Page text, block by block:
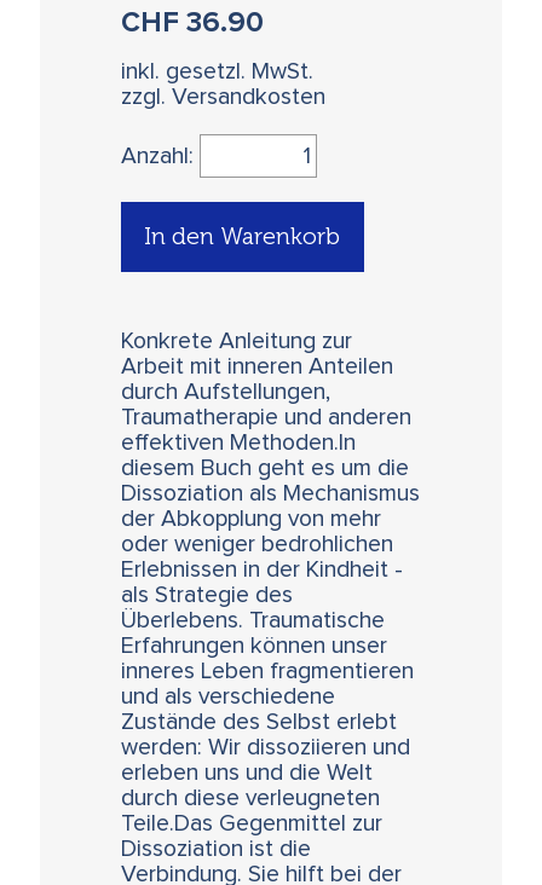
CHF36.90
inkl. gesetzl. MwSt.
zzgl. Versandkosten
Anzahl:
In den Warenkorb
Konkrete Anleitung zur
Arbeit mit inneren Anteilen
durch Aufstellungen,
Traumatherapie und anderen
effektiven Methoden.In
diesem Buch geht es um die
Dissoziation als Mechanismus
der Abkopplung von mehr
oder weniger bedrohlichen
Erlebnissen in der Kindheit -
als Strategie des
Überlebens. Traumatische
Erfahrungen können unser
inneres Leben fragmentieren
und als verschiedene
Zustände des Selbst erlebt
werden: Wir dissoziieren und
erleben uns und die Welt
durch diese verleugneten
Teile.Das Gegenmittel zur
Dissoziation ist die
Verbindung. Sie hilft bei der